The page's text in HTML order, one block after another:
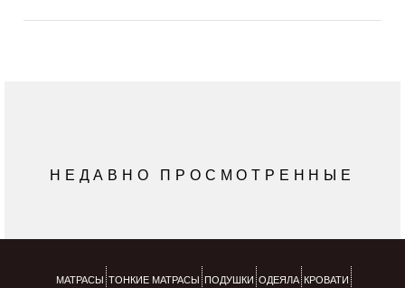
НЕДАВНО ПРОСМОТРЕННЫЕ
МАТРАСЫ ТОНКИЕ МАТРАСЫ ПОДУШКИ ОДЕЯЛА КРОВАТИ